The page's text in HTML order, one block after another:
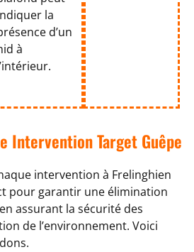
la
d’un
à
Intervention Target Guêpe
intervention à Frelinghien
pour garantir une élimination
assurant la sécurité des
de l’environnement. Voici